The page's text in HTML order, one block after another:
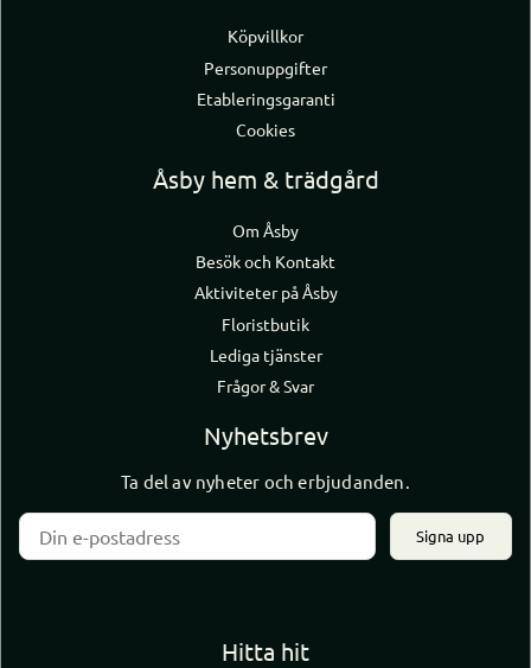
Köpvillkor
Personuppgifter
Etableringsgaranti
Cookies
Åsby hem & trädgård
Om Åsby
Besök och Kontakt
Aktiviteter på Åsby
Floristbutik
Lediga tjänster
Frågor & Svar
Nyhetsbrev
Ta del av nyheter och erbjudanden.
Signa upp
Hitta hit